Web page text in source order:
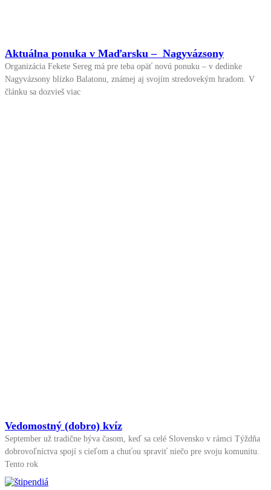
Aktuálna ponuka v Maďarsku – Nagyvázsony
Organizácia Fekete Sereg má pre teba opäť novú ponuku – v dedinke
Nagyvázsony blízko Balatonu, známej aj svojím stredovekým hradom. V
článku sa dozvieš viac
Vedomostný (dobro) kvíz
September už tradične býva časom, keď sa celé Slovensko v rámci Týždňa
dobrovoľníctva spojí s cieľom a chuťou spraviť niečo pre svoju komunitu.
Tento rok